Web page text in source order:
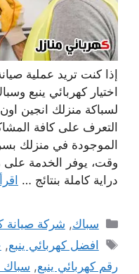
إذا كنت تريد عملية
اختيار كهربائي ينبع
التعرف على كافة
الموجودة في منزلك
دراية كاملة بنتائج …
التصنيفات
سباك, شركة صيانة
الوسوم
افضل كهربائي ينبع,
رقم كهربائي ينبع, سباك